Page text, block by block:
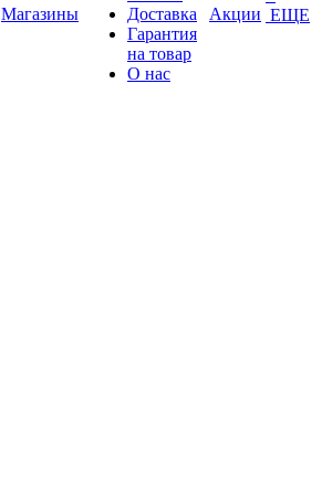
Магазины
Доставка
Гарантия
на товар
О нас
Акции ЕЩЕ